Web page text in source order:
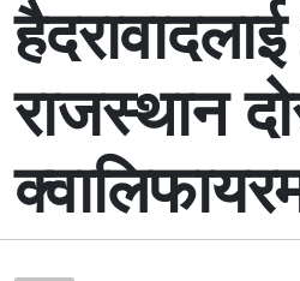
राजस्थान